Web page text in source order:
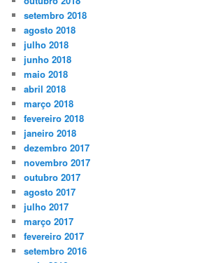
setembro 2018
agosto 2018
julho 2018
junho 2018
maio 2018
abril 2018
março 2018
fevereiro 2018
janeiro 2018
dezembro 2017
novembro 2017
outubro 2017
agosto 2017
julho 2017
março 2017
fevereiro 2017
setembro 2016